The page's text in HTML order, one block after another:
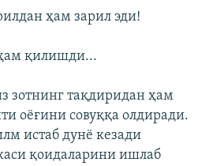
ҳам зарил эди!
ҳам қилишди...
зотнинг тақдиридан ҳам
оёғини совуққа олдиради.
истаб дунё кезади
қоидаларини ишлаб